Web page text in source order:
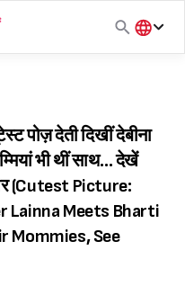
हिंदी
पोज़ देती दिखीं देबीना
भी थीं साथ… देखें
(Cutest Picture:
Lainna Meets Bharti
Mommies, See